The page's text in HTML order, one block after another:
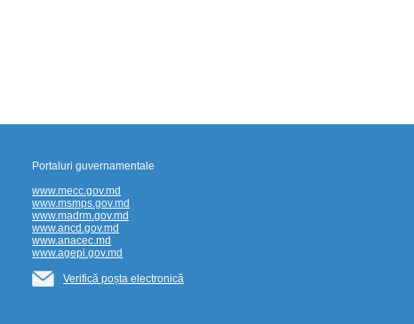
Portaluri guvernamentale
www.mecc.gov.md
www.msmps.gov.md
www.madrm.gov.md
www.ancd.gov.md
www.anacec.md
www.agepi.gov.md
Verifică poșta electronică